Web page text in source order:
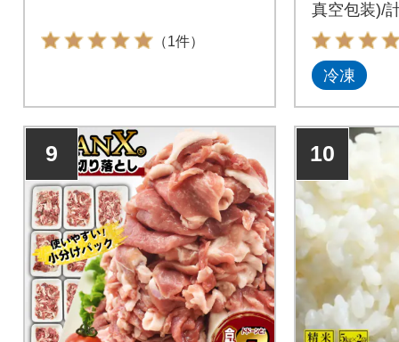
（1件）
真空包装)/
冷凍
9 10